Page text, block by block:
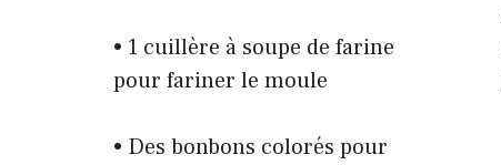
• 1 cuillère à soupe de farine
pour fariner le moule
• Des bonbons colorés pour